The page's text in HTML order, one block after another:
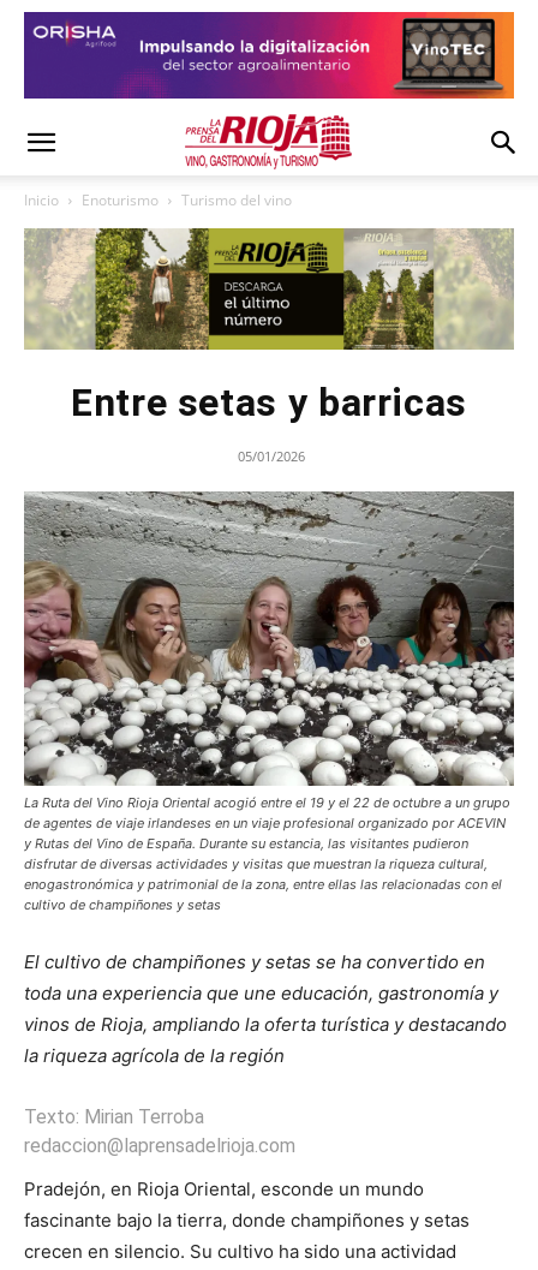
Inicio Enoturismo Turismo del vino
Entre setas y barricas
05/01/2026
La Ruta del Vino Rioja Oriental acogió entre el 19 y el 22 de octubre a un grupo
de agentes de viaje irlandeses en un viaje profesional organizado por ACEVIN
y Rutas del Vino de España. Durante su estancia, las visitantes pudieron
disfrutar de diversas actividades y visitas que muestran la riqueza cultural,
enogastronómica y patrimonial de la zona, entre ellas las relacionadas con el
cultivo de champiñones y setas
El cultivo de champiñones y setas se ha convertido en
toda una experiencia que une educación, gastronomía y
vinos de Rioja, ampliando la oferta turística y destacando
la riqueza agrícola de la región
Texto: Mirian Terroba
redaccion@laprensadelrioja.com
Pradejón, en Rioja Oriental, esconde un mundo
fascinante bajo la tierra, donde champiñones y setas
crecen en silencio. Su cultivo ha sido una actividad